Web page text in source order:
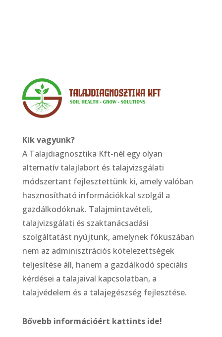
Kik vagyunk?
A Talajdiagnosztika Kft-nél egy olyan
alternatív talajlabort és talajvizsgálati
módszertant fejlesztettünk ki, amely valóban
hasznosítható információkkal szolgál a
gazdálkodóknak. Talajmintavételi,
talajvizsgálati és szaktanácsadási
szolgáltatást nyújtunk, amelynek fókuszában
nem az adminisztrációs kötelezettségek
teljesítése áll, hanem a gazdálkodó speciális
kérdései a talajaival kapcsolatban, a
talajvédelem és a talajegészség fejlesztése.
Bővebb információért kattints ide!